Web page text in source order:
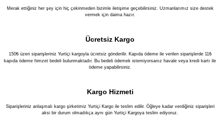
Merak ettiğiniz her şey için hiç çekinmeden bizimle iletişime geçebilirsiniz. Uzmanlarımız size destek
vermek için daima hazır.
Ücretsiz Kargo
150₺ üzeri siparişleriniz Yurtiçi kargoyla ücretsiz gönderilir. Kapıda ödeme ile verilen siparişlerde 11₺
kapıda ödeme himzet bedeli bulunmaktadır. Bu bedeli ödemek istemiyorsanız havale veya kredi kartı ile
ödeme yapabilirsiniz.
Kargo Hizmeti
Siparişleriniz anlaşmalı kargo şirketimiz Yurtiçi Kargo ile teslim edilir. Öğleye kadar verdiğiniz siparişleri
aksi bir durum olmadıkça aynı gün Yurtiçi Kargoya teslim ediyoruz.